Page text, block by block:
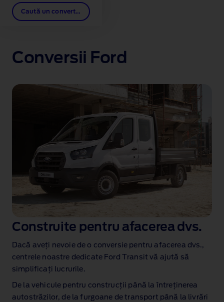
Caută un convertor
Conversii Ford
Construite pentru afacerea dvs.
Dacă aveți nevoie de o conversie pentru afacerea dvs.,
centrele noastre dedicate Ford Transit vă ajută să
simplificați lucrurile.
De la vehicule pentru construcții până la întreținerea
autostrăzilor, de la furgoane de transport până la livrări